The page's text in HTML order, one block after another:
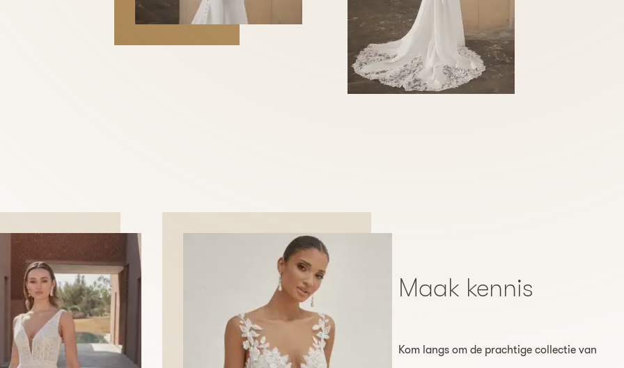
Maak kennis
Kom langs om de prachtige collectie van